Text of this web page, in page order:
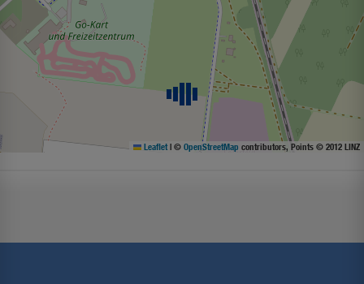
Leaflet | © OpenStreetMap contributors, Points © 2012 LINZ